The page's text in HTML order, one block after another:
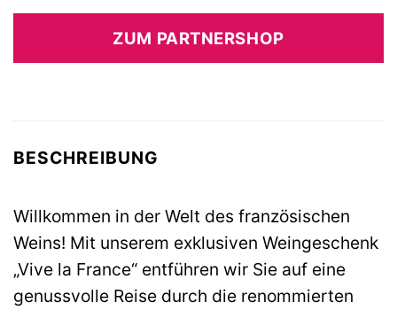
ZUM PARTNERSHOP
BESCHREIBUNG
Willkommen in der Welt des französischen
Weins! Mit unserem exklusiven Weingeschenk
„Vive la France“ entführen wir Sie auf eine
genussvolle Reise durch die renommierten